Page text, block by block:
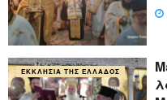
ΕΚΚΛΗΣΊΑ ΤΗΣ ΕΛΛΆΔΟΣ